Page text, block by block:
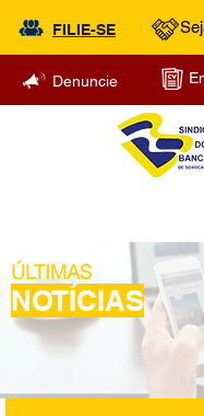
FILIE-SE
Denuncie
ÚLTIMAS
NOTÍCIAS